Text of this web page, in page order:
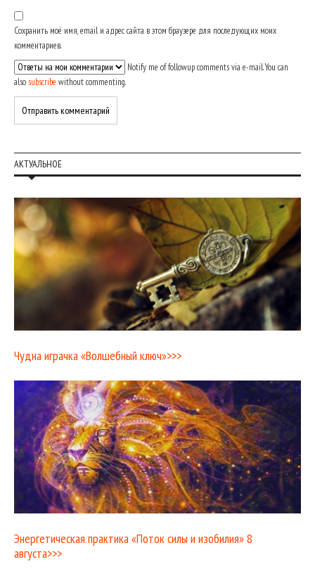
Сохранить моё имя, email и адрес сайта в этом браузере для последующих моих
комментариев.
Notify me of followup comments via e-mail. You can
also subscribe without commenting.
АКТУАЛЬНОЕ
Чудна играчка «Волшебный ключ»>>>
Энергетическая практика «Поток силы и изобилия» 8
августа>>>